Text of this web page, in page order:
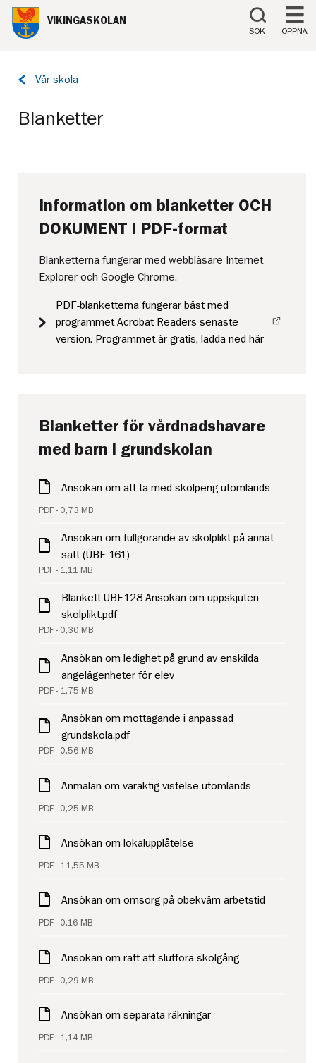
Till innehåll på sidan
VIKINGASKOLAN
SÖK ÖPPNA
Tillbaka
Vår skola
Blanketter
Information om blanketter OCH
DOKUMENT I PDF-format
Blanketterna fungerar med webbläsare Internet
Explorer och Google Chrome.
PDF-blanketterna fungerar bäst med
programmet Acrobat Readers senaste
version. Programmet är gratis, ladda ned här
Blanketter för vårdnadshavare
med barn i grundskolan
Ansökan om att ta med skolpeng utomlands
PDF - 0,73 MB
Ansökan om fullgörande av skolplikt på annat
sätt (UBF 161)
PDF - 1,11 MB
Blankett UBF128 Ansökan om uppskjuten
skolplikt.pdf
PDF - 0,30 MB
Ansökan om ledighet på grund av enskilda
angelägenheter för elev
PDF - 1,75 MB
Ansökan om mottagande i anpassad
grundskola.pdf
PDF - 0,56 MB
Anmälan om varaktig vistelse utomlands
PDF - 0,25 MB
Ansökan om lokalupplåtelse
PDF - 11,55 MB
Ansökan om omsorg på obekväm arbetstid
PDF - 0,16 MB
Ansökan om rätt att slutföra skolgång
PDF - 0,29 MB
Ansökan om separata räkningar
PDF - 1,14 MB